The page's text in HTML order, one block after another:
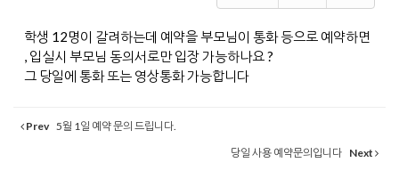
학생 12명이 갈려하는데 예약을 부모님이 통화 등으로 예약하면
, 입실시 부모님 동의서로만 입장 가능하나요 ?
그 당일에 통화 또는 영상통화 가능합니다
Prev 5월 1일 예약 문의 드립니다.
당일 사용 예약문의입니다 Next